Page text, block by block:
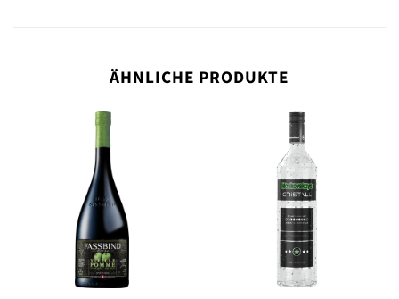
ÄHNLICHE PRODUKTE